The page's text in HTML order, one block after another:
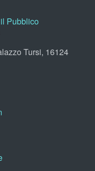
Pubblico
Tursi, 16124